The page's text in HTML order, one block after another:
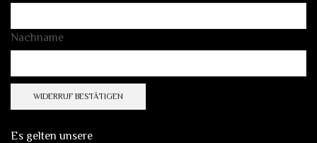
Mail
(wiederholen)*
Nachname
WIDERRUF BESTÄTIGEN
Es gelten unsere